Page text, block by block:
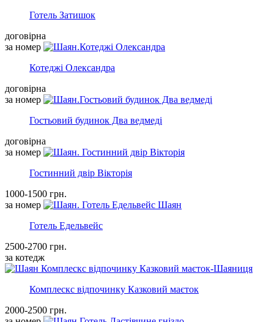
Готель Затишок
договірна
за номер
Котеджі Олександра
договірна
за номер
Гостьовий будинок Два ведмеді
договірна
за номер
Гостинний двір Вікторія
1000-1500 грн.
за номер
Готель Едельвейс
2500-2700 грн.
за котедж
Комплескс відпочинку Казковий маєток
2000-2500 грн.